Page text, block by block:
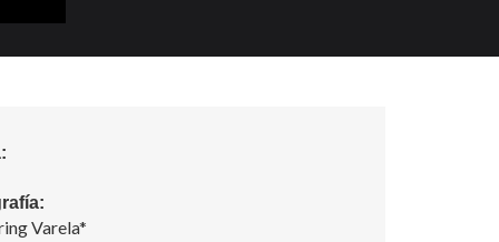
Varela*